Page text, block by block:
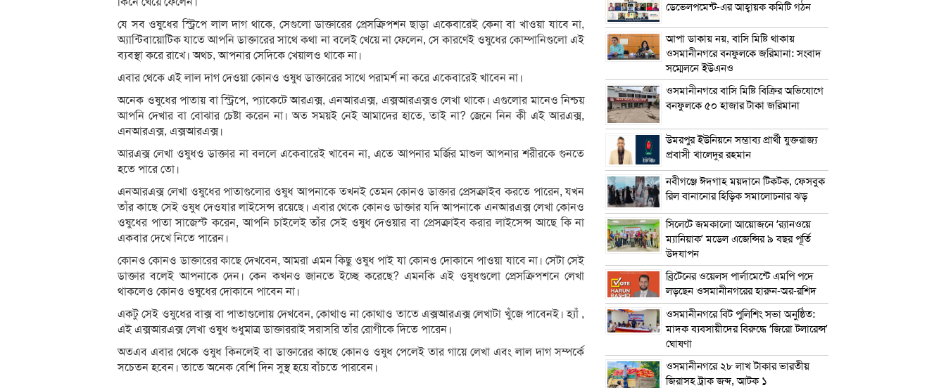
যে সব ওষুধের স্ট্রিপে লাল দাগ থাকে, সেগুলো ডাক্তারের প্রেসক্রিপশন ছাড়া একেবারেই কেনা বা খাওয়া যাবে না,
অ্যান্টিবায়োটিক যাতে আপনি ডাক্তারের সাথে কথা না বলেই খেয়ে না ফেলেন, সে কারণেই ওষুধের কোম্পানিগুলো এই
ব্যবস্থা করে রাখে। অথচ, আপনার সেদিকে খেয়ালও থাকে না।
এবার থেকে এই লাল দাগ দেওয়া কোনও ওষুধ ডাক্তারের সাথে পরামর্শ না করে একেবারেই খাবেন না।
অনেক ওষুধের পাতায় বা স্ট্রিপে, প্যাকেটে আরএক্স, এনআরএক্স, এক্সআরএক্সও লেখা থাকে। এগুলোর মানেও নিশ্চয়
আপনি দেখার বা বোঝার চেষ্টা করেন না। অত সময়ই নেই আমাদের হাতে, তাই না? জেনে নিন কী এই আরএক্স,
এনআরএক্স, এক্সআরএক্স।
আরএক্স লেখা ওষুধও ডাক্তার না বললে একেবারেই খাবেন না, এতে আপনার মর্জির মাশুল আপনার শরীরকে গুনতে
হতে পারে তো।
এনআরএক্স লেখা ওষুধের পাতাগুলোর ওষুধ আপনাকে তখনই তেমন কোনও ডাক্তার প্রেসক্রাইব করতে পারেন, যখন
তাঁর কাছে সেই ওষুধ দেওযার লাইসেন্স রয়েছে। এবার থেকে কোনও ডাক্তার যদি আপনাকে এনআরএক্স লেখা কোনও
ওষুধের পাতা সাজেস্ট করেন, আপনি চাইলেই তাঁর সেই ওষুধ দেওয়ার বা প্রেসক্রাইব করার লাইসেন্স আছে কি না
একবার দেখে নিতে পারেন।
কোনও কোনও ডাক্তারের কাছে দেখবেন, আমরা এমন কিছু ওষুধ পাই যা কোনও দোকানে পাওয়া যাবে না। সেটা সেই
ডাক্তার বলেই আপনাকে দেন। কেন কখনও জানতে ইচ্ছে করেছে? এমনকি এই ওষুধগুলো প্রেসক্রিপশনে লেখা
থাকলেও কোনও ওষুধের দোকানে পাবেন না।
একটু সেই ওষুধের বাক্স বা পাতাগুলোয় দেখবেন, কোথাও না কোথাও তাতে এক্সআরএক্স লেখাটা খুঁজে পাবেনই। হ্যাঁ ,
এই এক্সআরএক্স লেখা ওষুধ শুধুমাত্র ডাক্তাররাই সরাসরি তাঁর রোগীকে দিতে পারেন।
অতএব এবার থেকে ওষুধ কিনলেই বা ডাক্তারের কাছে কোনও ওষুধ পেলেই তার গায়ে লেখা এবং লাল দাগ সম্পর্কে
সচেতন হবেন। তাতে অনেক বেশি দিন সুস্থ হয়ে বাঁচতে পারবেন।
ডেভেলপমেন্ট-এর আহ্বায়ক কমিটি গঠন
আপা ডাকায় নয়, বাসি মিষ্টি থাকায়
ওসমানীনগরে বনফুলকে জরিমানা: সংবাদ
সম্মেলনে ইউএনও
ওসমানীনগরে বাসি মিষ্টি বিক্রির অভিযোগে
বনফুলকে ৫০ হাজার টাকা জরিমানা
উমরপুর ইউনিয়নে সম্ভাব্য প্রার্থী যুক্তরাজ্য
প্রবাসী খালেদুর রহমান
নবীগঞ্জে ঈদগাহ ময়দানে টিকটক, ফেসবুক
রিল বানানোর হিড়িক সমালোচনার ঝড়
সিলেটে জমকালো আয়োজনে ‘র‍্যানওয়ে
ম্যানিয়াক’ মডেল এজেন্সির ৯ বছর পূর্তি
উদযাপন
ব্রিটেনের ওয়েলস পার্লামেন্টে এমপি পদে
লড়ছেন ওসমানীনগরের হারুন-অর-রশিদ
ওসমানীনগরে বিট পুলিশিং সভা অনুষ্ঠিত:
মাদক ব্যবসায়ীদের বিরুদ্ধে ‘জিরো টলারেন্স’
ঘোষণা
ওসমানীনগরে ২৮ লাখ টাকার ভারতীয়
জিরাসহ ট্রাক জব্দ, আটক ১